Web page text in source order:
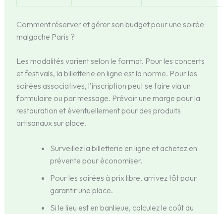
Comment réserver et gérer son budget pour une soirée
malgache Paris ?
Les modalités varient selon le format. Pour les concerts
et festivals, la billetterie en ligne est la norme. Pour les
soirées associatives, l’inscription peut se faire via un
formulaire ou par message. Prévoir une marge pour la
restauration et éventuellement pour des produits
artisanaux sur place.
Surveillez la billetterie en ligne et achetez en
prévente pour économiser.
Pour les soirées à prix libre, arrivez tôt pour
garantir une place.
Si le lieu est en banlieue, calculez le coût du